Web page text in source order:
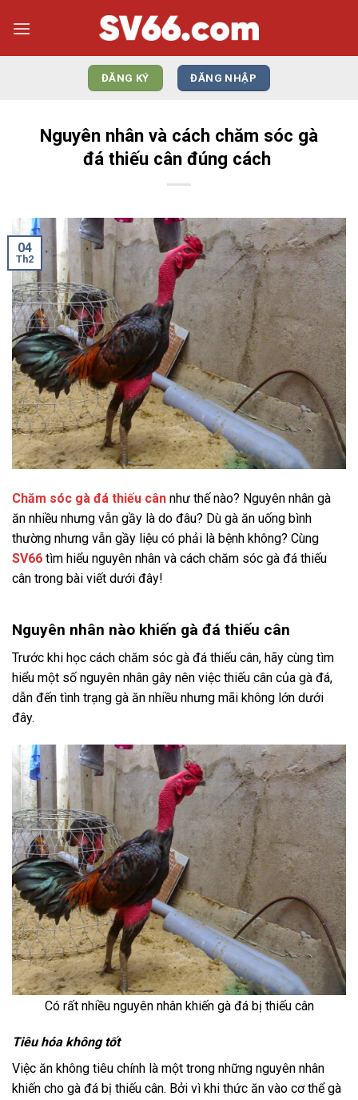
qua
ĐĂNG KÝ ĐĂNG NHẬP
Nguyên nhân và cách chăm sóc gà
đá thiếu cân đúng cách
04
Th2
Chăm sóc gà đá thiếu cân như thế nào? Nguyên nhân gà
ăn nhiều nhưng vẫn gầy là do đâu? Dù gà ăn uống bình
thường nhưng vẫn gầy liệu có phải là bệnh không? Cùng
SV66 tìm hiểu nguyên nhân và cách chăm sóc gà đá thiếu
cân trong bài viết dưới đây!
Nguyên nhân nào khiến gà đá thiếu cân
Trước khi học cách chăm sóc gà đá thiếu cân, hãy cùng tìm
hiểu một số nguyên nhân gây nên việc thiếu cân của gà đá,
dẫn đến tình trạng gà ăn nhiều nhưng mãi không lớn dưới
đây.
Có rất nhiều nguyên nhân khiến gà đá bị thiếu cân
Tiêu hóa không tốt
Việc ăn không tiêu chính là một trong những nguyên nhân
khiến cho gà đá bị thiếu cân. Bởi vì khi thức ăn vào cơ thể gà